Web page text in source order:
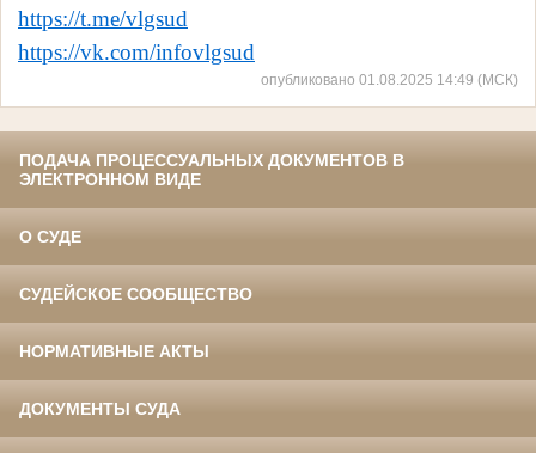
https://t.me/vlgsud
https://vk.com/infovlgsud
опубликовано 01.08.2025 14:49 (МСК)
ПОДАЧА ПРОЦЕССУАЛЬНЫХ ДОКУМЕНТОВ В
ЭЛЕКТРОННОМ ВИДЕ
О СУДЕ
СУДЕЙСКОЕ СООБЩЕСТВО
НОРМАТИВНЫЕ АКТЫ
ДОКУМЕНТЫ СУДА